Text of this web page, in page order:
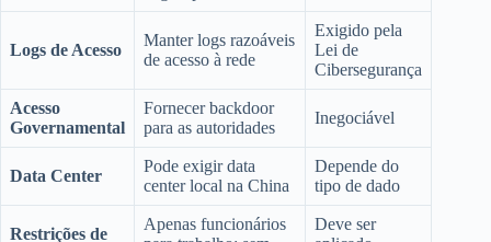
Logs de Acesso
Manter logs razoáveis
de acesso à rede
Exigido pela
Lei de
Cibersegurança
Acesso
Governamental
Fornecer backdoor
para as autoridades
Inegociável
Data Center
Pode exigir data
center local na China
Depende do
tipo de dado
Restrições de
Apenas funcionários
Deve ser